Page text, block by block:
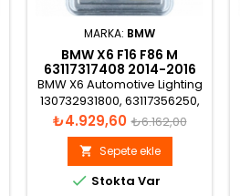
MARKA: BMW
BMW X6 F16 F86 M
63117317408 2014-2016
XENON FAR BEYNI
BMW X6 Automotive Lighting
130732931800, 63117356250,
63127296090, 63117317408,
7296090, 7317408, 7356250
Xenon Far Beyni
Fiyat
₺4.929,60 Normal
fiyat
₺6.162,00
 Sepete ekle
 Stokta Var